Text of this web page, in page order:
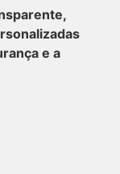
e a